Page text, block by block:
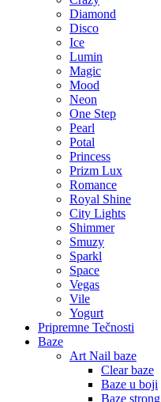
Diamond
Disco
Ice
Lumin
Magic
Mood
Neon
One Step
Pearl
Potal
Princess
Prizm Lux
Romance
Royal Shine
City Lights
Shimmer
Smuzy
Sparkl
Space
Vegas
Vile
Yogurt
Pripremne Tečnosti
Baze
Art Nail baze
Clear baze
Baze u boji
Baze strong